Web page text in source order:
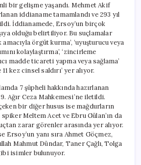
293
Yıl
Hapis
Cezası
Talep
Edildi
için
bir gelişme yaşandı. Mehmet Akif
iddianame tamamlandı ve 293 yıl
İddianamede, Ersoy’un birçok
olduğu belirtiliyor. Bu suçlamalar
amacıyla örgüt kurma’, ‘uyuşturucu veya
kolaylaştırma’, ‘zincirleme
madde ticareti yapma veya sağlama’
kez cinsel saldırı’ yer alıyor.
7 şüpheli hakkında hazırlanan
Ağır Ceza Mahkemesi’ne iletildi.
bir diğer husus ise mağdurların
Meltem Acet ve Ebru Gülan’ın da
zarar görenler arasında yer alıyor.
Ersoy’un yanı sıra Ahmet Göçmez,
Mahmut Dündar, Taner Çağlı, Tolga
isimler bulunuyor.